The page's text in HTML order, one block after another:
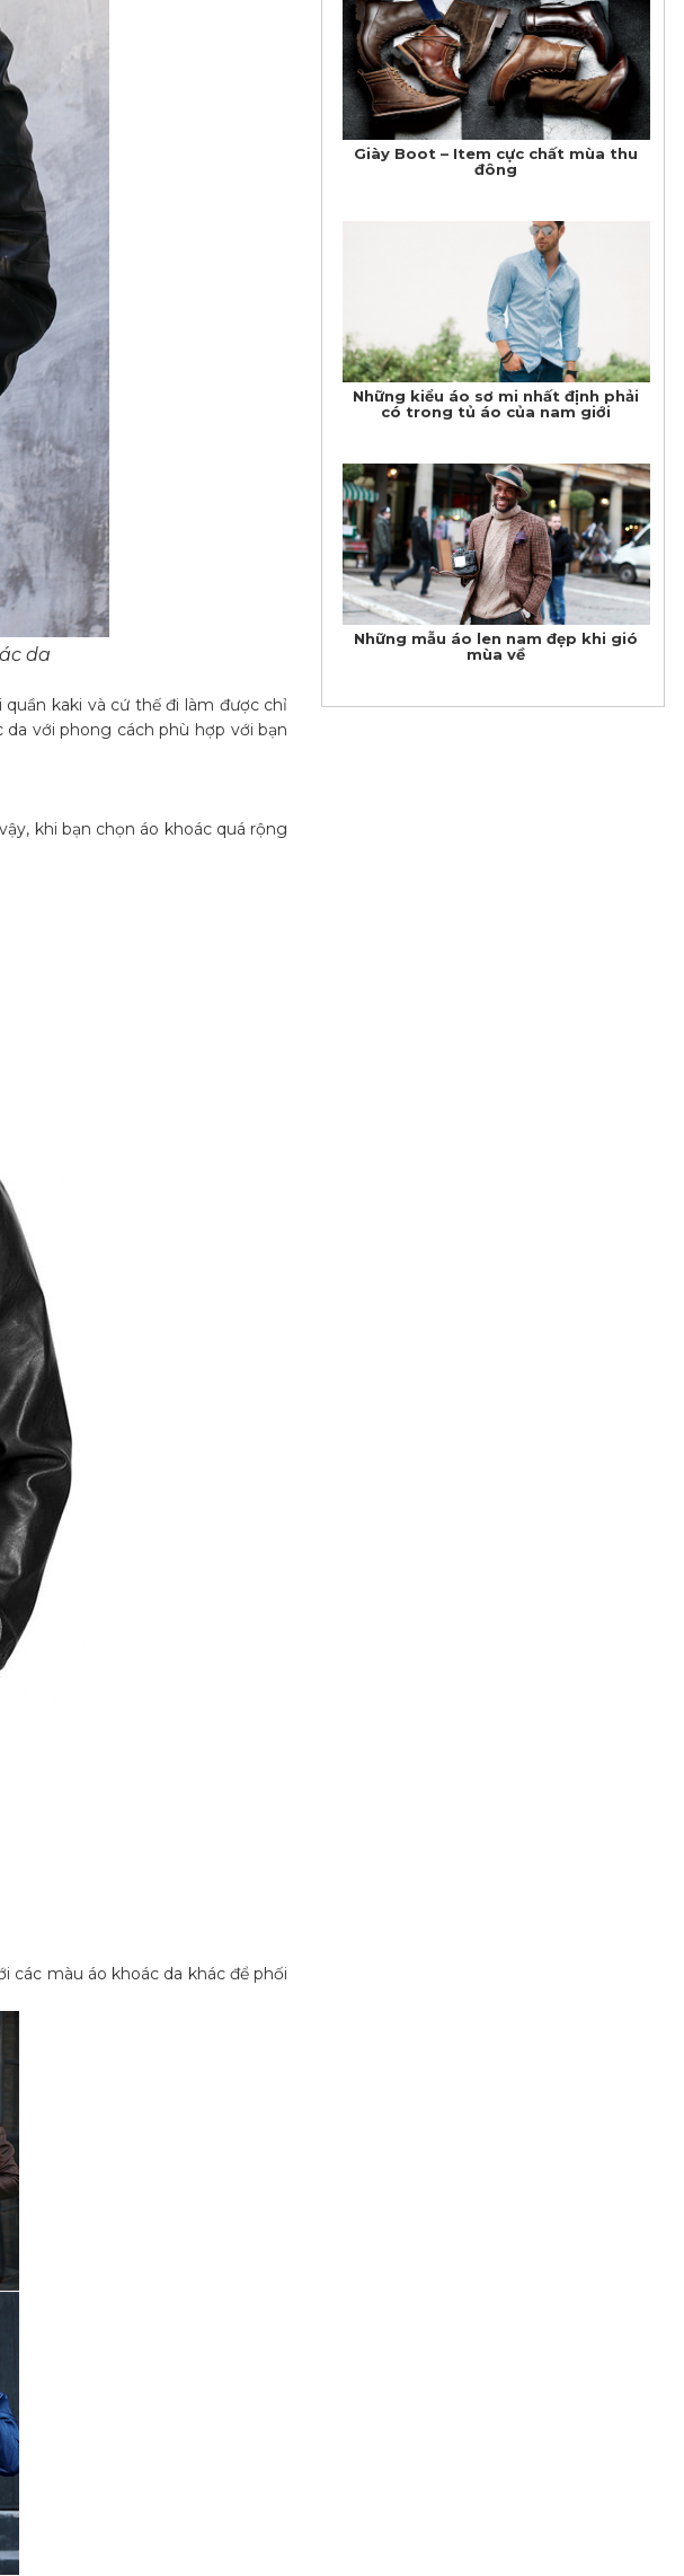
da
kaki và cứ thế đi làm được chỉ
với phong cách phù hợp với bạn
khi bạn chọn áo khoác quá rộng
các màu áo khoác da khác để phối
Giày Boot – Item cực chất mùa thu
đông
Những kiểu áo sơ mi nhất định phải
có trong tủ áo của nam giới
Những mẫu áo len nam đẹp khi gió
mùa về